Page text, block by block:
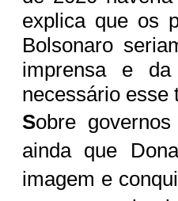
explica que os
Bolsonaro
imprensa e
necessário esse
Sobre
ainda que
imagem e